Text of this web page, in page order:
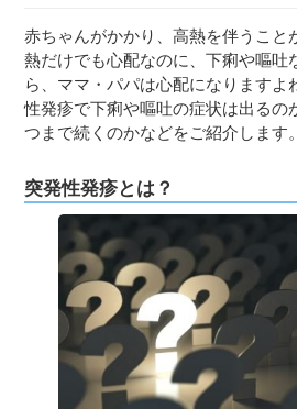
妊娠中期
妊娠後期
出産
０歳児
１歳児
２歳児
３〜６歳児
７〜１２歳児
赤ちゃんがかかり、高熱を伴うこと
熱だけでも心配なのに、下痢や嘔吐
ら、ママ・パパは心配になりますよ
性発疹で下痢や嘔吐の症状は出るの
つまで続くのかなどをご紹介します。
突発性発疹とは？